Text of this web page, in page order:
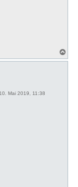
a
Mai 2019, 11:38